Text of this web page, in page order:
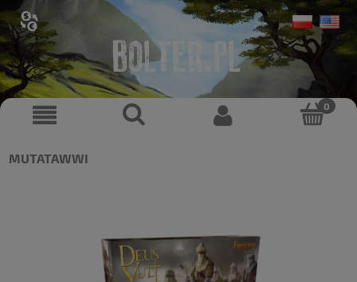
MUTATAWWI